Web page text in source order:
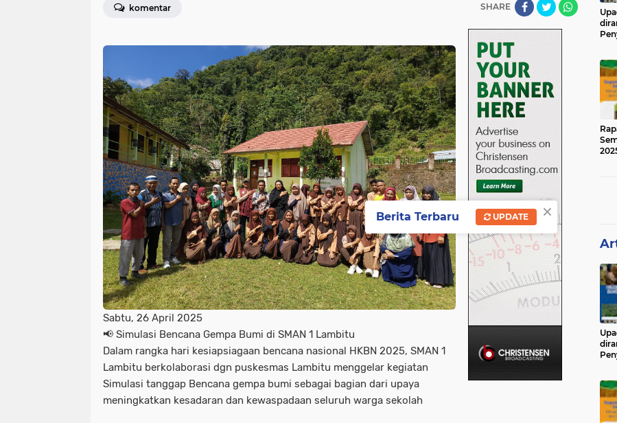
komentar SHARE
Sabtu, 26 April 2025
📢 Simulasi Bencana Gempa Bumi di SMAN 1 Lambitu
Dalam rangka hari kesiapsiagaan bencana nasional HKBN 2025, SMAN 1
Lambitu berkolaborasi dgn puskesmas Lambitu menggelar kegiatan
Simulasi tanggap Bencana gempa bumi sebagai bagian dari upaya
meningkatkan kesadaran dan kewaspadaan seluruh warga sekolah
×
Berita Terbaru UPDATE